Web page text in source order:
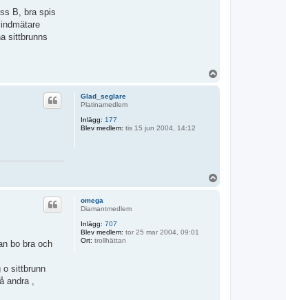
B, bra spis
sittbrunns
Glad_seglare
Platinamedlem
Inlägg: 177
Blev medlem: tis 15 jun 2004, 14:12
omega
Diamantmedlem
Inlägg: 707
Blev medlem: tor 25 mar 2004, 09:01
Ort: trollhättan
bo bra och
o sittbrunn
andra ,